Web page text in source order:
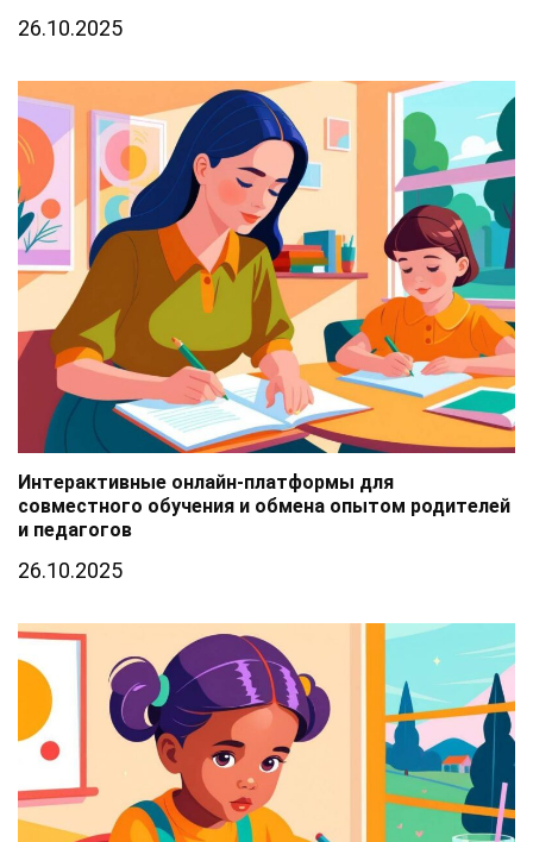
26.10.2025
Интерактивные онлайн-платформы для
совместного обучения и обмена опытом родителей
и педагогов
26.10.2025